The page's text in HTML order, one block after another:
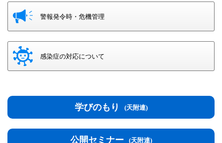
警報発令時・危機管理
感染症の対応について
学びのもり (天附連)
公開セミナー (天附連)